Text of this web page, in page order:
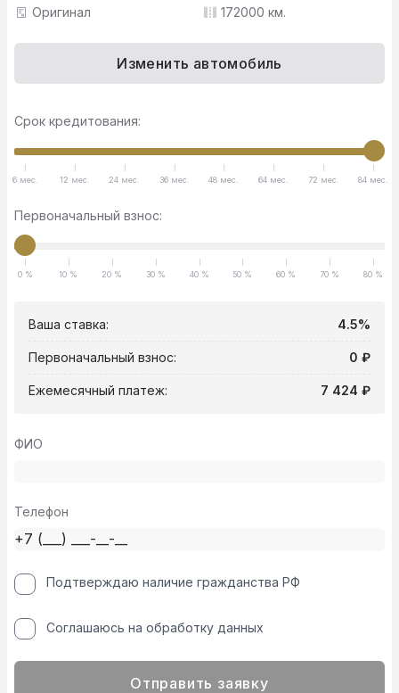
Оригинал
172000 км.
Изменить автомобиль
Срок кредитования:
6 мес. 12 мес. 24 мес. 36 мес. 48 мес. 64 мес. 72 мес. 84 мес.
Первоначальный взнос:
0 % 10 % 20 % 30 % 40 % 50 % 60 % 70 % 80 %
Ваша ставка: 4.5%
Первоначальный взнос: 0 ₽
Ежемесячный платеж: 7 424 ₽
ФИО
Телефон
Подтверждаю наличие гражданства РФ
Соглашаюсь на обработку данных
Отправить заявку